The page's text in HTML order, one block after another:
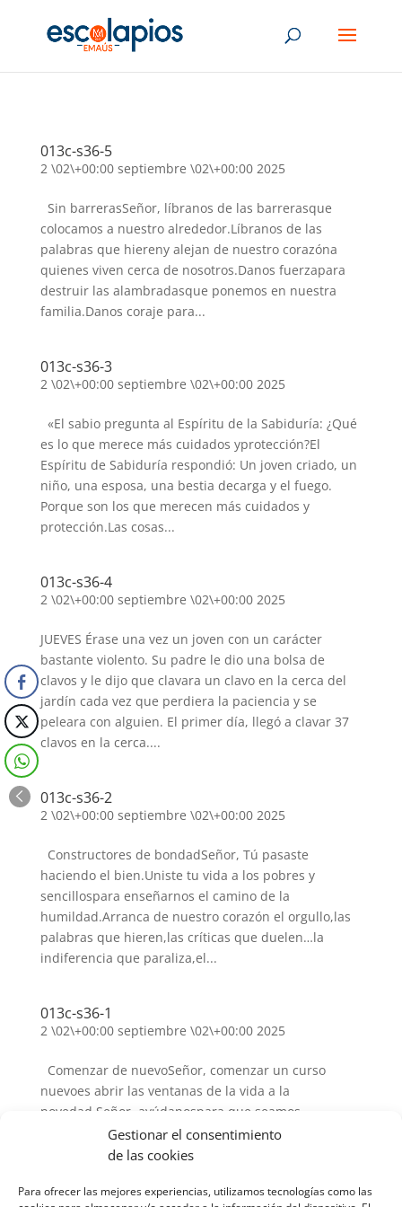
Gestionar el consentimiento
de las cookies
Para ofrecer las mejores experiencias, utilizamos tecnologías como las
013c-s36-5
2 \02\+00:00 septiembre \02\+00:00 2025
Sin barrerasSeñor, líbranos de las barrerasque
colocamos a nuestro alrededor.Líbranos de las
palabras que hiereny alejan de nuestro corazóna
quienes viven cerca de nosotros.Danos fuerzapara
destruir las alambradasque ponemos en nuestra
familia.Danos coraje para...
013c-s36-3
2 \02\+00:00 septiembre \02\+00:00 2025
«El sabio pregunta al Espíritu de la Sabiduría: ¿Qué
es lo que merece más cuidados yprotección?El
Espíritu de Sabiduría respondió: Un joven criado, un
niño, una esposa, una bestia decarga y el fuego.
Porque son los que merecen más cuidados y
protección.Las cosas...
013c-s36-4
2 \02\+00:00 septiembre \02\+00:00 2025
JUEVES Érase una vez un joven con un carácter
bastante violento. Su padre le dio una bolsa de
clavos y le dijo que clavara un clavo en la cerca del
jardín cada vez que perdiera la paciencia y se
peleara con alguien. El primer día, llegó a clavar 37
clavos en la cerca....
013c-s36-2
2 \02\+00:00 septiembre \02\+00:00 2025
Constructores de bondadSeñor, Tú pasaste
haciendo el bien.Uniste tu vida a los pobres y
sencillospara enseñarnos el camino de la
humildad.Arranca de nuestro corazón el orgullo,las
palabras que hieren,las críticas que duelen…la
indiferencia que paraliza,el...
013c-s36-1
2 \02\+00:00 septiembre \02\+00:00 2025
Comenzar de nuevoSeñor, comenzar un curso
nuevoes abrir las ventanas de la vida a la
novedad.Señor, ayúdanospara que seamos
capacesde crecer en profundidad.Danos la fuerza
necesariapara aprender a esforzarnoscada día un